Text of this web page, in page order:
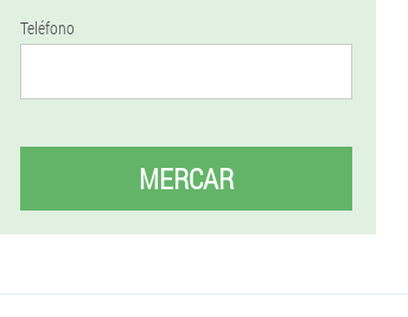
Teléfono
MERCAR